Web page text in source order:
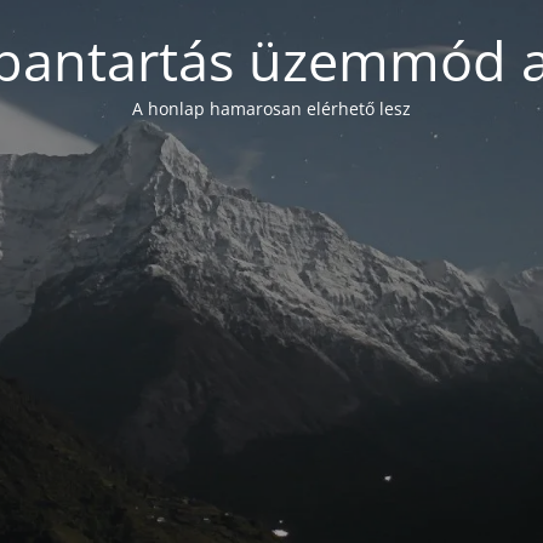
üzemmód
A honlap hamarosan elérhető lesz